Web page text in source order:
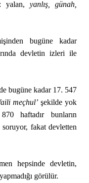
yalan,yanlış, günah,
bugüne kadar
devletin izleri ile
bugüne kadar 17. 547
meçhul’ şekilde yok
haftadır bunların
fakat devletten
hepsinde devletin,
görülür.